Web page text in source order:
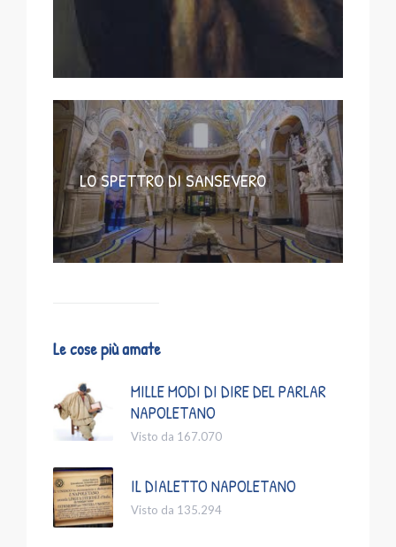
LO SPETTRO DI SANSEVERO
Le cose più amate
MILLE MODI DI DIRE DEL PARLAR
NAPOLETANO
Visto da 167.070
IL DIALETTO NAPOLETANO
Visto da 135.294